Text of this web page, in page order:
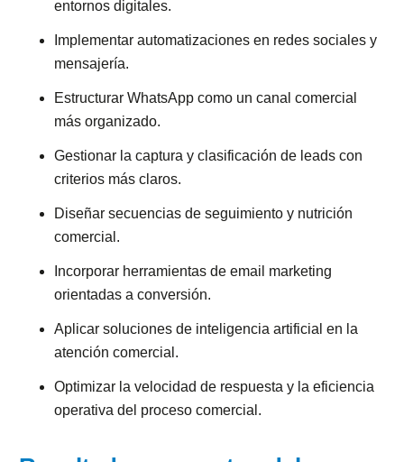
entornos digitales.
Implementar automatizaciones en redes sociales y
mensajería.
Estructurar WhatsApp como un canal comercial
más organizado.
Gestionar la captura y clasificación de leads con
criterios más claros.
Diseñar secuencias de seguimiento y nutrición
comercial.
Incorporar herramientas de email marketing
orientadas a conversión.
Aplicar soluciones de inteligencia artificial en la
atención comercial.
Optimizar la velocidad de respuesta y la eficiencia
operativa del proceso comercial.